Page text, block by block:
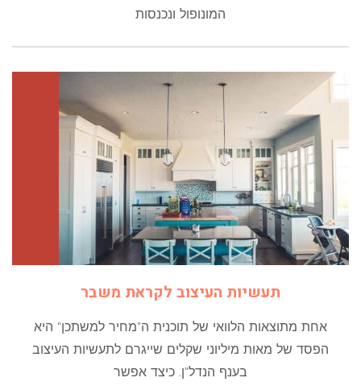
המונופול ונכנסות
תעשיות העיצוב לקראת משבר
אחת מתוצאות הלוואי של תוכנית ה"מחיר למשתכן" היא
הפסד של מאות מיליוני שקלים שייגרם לתעשיות העיצוב
בענף הנדל"ן. כיצד אפשר